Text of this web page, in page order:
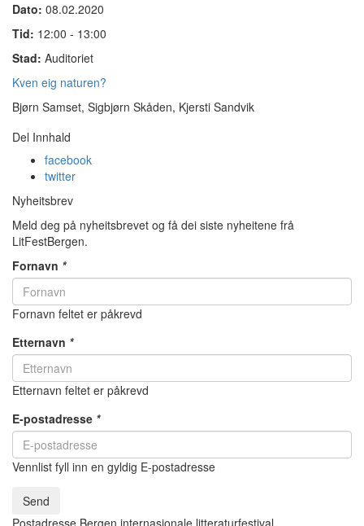
Dato: 08.02.2020
Tid: 12:00 - 13:00
Stad: Auditoriet
Kven eig naturen?
Bjørn Samset, Sigbjørn Skåden, Kjersti Sandvik
Del Innhald
facebook
twitter
Nyheitsbrev
Meld deg på nyheitsbrevet og få dei siste nyheitene frå
LitFestBergen.
Fornavn *
Fornavn feltet er påkrevd
Etternavn *
Etternavn feltet er påkrevd
E-postadresse *
Vennlist fyll inn en gyldig E-postadresse
Send
Postadresse Bergen internasjonale litteraturfestival